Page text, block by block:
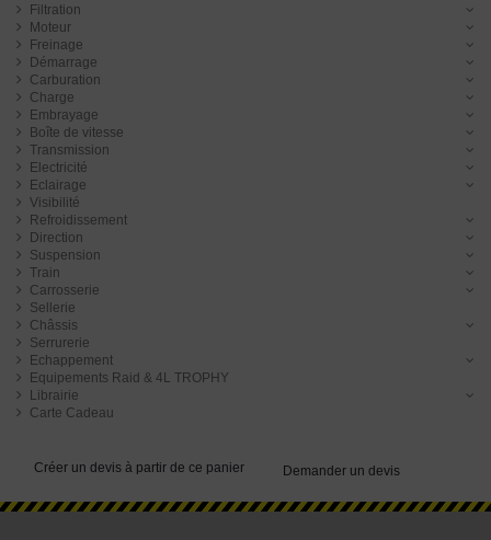
Filtration
Moteur
Freinage
Démarrage
Carburation
Charge
Embrayage
Boîte de vitesse
Transmission
Electricité
Eclairage
Visibilité
Refroidissement
Direction
Suspension
Train
Carrosserie
Sellerie
Châssis
Serrurerie
Echappement
Equipements Raid & 4L TROPHY
Librairie
Carte Cadeau
Créer un devis à partir de ce panier Demander un devis